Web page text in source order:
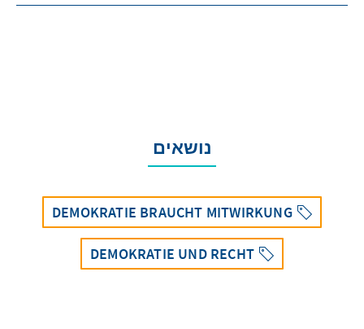
נושאים
DEMOKRATIE BRAUCHT MITWIRKUNG
DEMOKRATIE UND RECHT